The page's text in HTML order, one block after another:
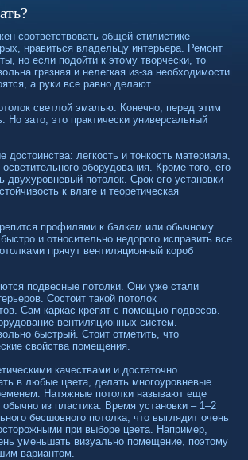
соответствовать общей стилистике
нравиться владельцу интерьера. Ремонт
но если подойти к этому творчески, то
грязная и нелегкая из-занеобходимости
а руки все равно делают.
светлой эмалью. Конечно, перед этим
Но зато, это практически универсальный
достоинства: легкость и тонкость материала,
оборудования. Кроме того, его
потолок. Срок его установки –
к влаге и теоретическая
профилями к балкам или обычному
и относительно недорого исправить все
прячут вентиляционный короб
подвесные потолки. Они уже стали
Состоит такой потолок
Сам каркас крепят с помощью подвесов.
вентиляционных систем.
быстрый. Стоит отметить, что
свойства помещения.
качествами и достаточно
в любые цвета, делать многоуровневые
Натяжные потолки называют еще
из пластика. Время установки – 1–2
бесшовного потолка, что выглядит очень
при выборе цвета. Например,
уменьшать визуально помещение, поэтому
вариантом.